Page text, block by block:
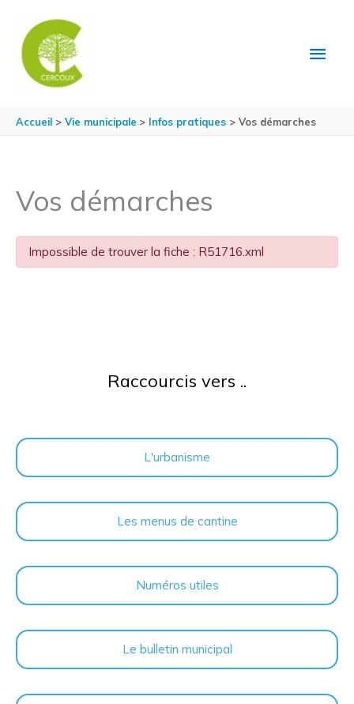
Accueil Vie municipale Infos pratiques Vos démarches
Vos démarches
Impossible de trouver la fiche : R51716.xml
Raccourcis vers ..
L'urbanisme
Les menus de cantine
Numéros utiles
Le bulletin municipal